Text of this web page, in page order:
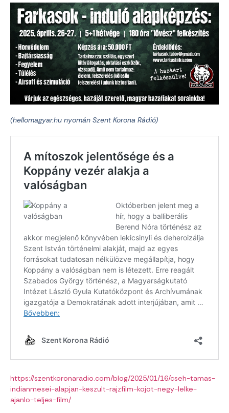
(hellomagyar.hu nyomán Szent Korona Rádió)
https://szentkoronaradio.com/blog/2025/01/16/cseh-tamas-
indianmesei-alapjan-keszult-rajzfilm-kojot-negy-lelke-
ajanlo-teljes-film/